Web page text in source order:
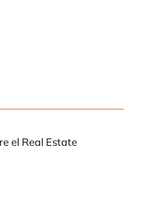
el Real Estate